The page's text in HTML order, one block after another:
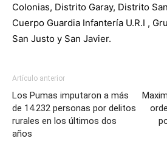
Colonias, Distrito Garay, Distrito
Cuerpo Guardia Infantería U.R.I ,
San Justo y San Javier.
Artículo anterior
Los Pumas imputaron a más
de 14.232 personas por delitos
rurales en los últimos dos
años